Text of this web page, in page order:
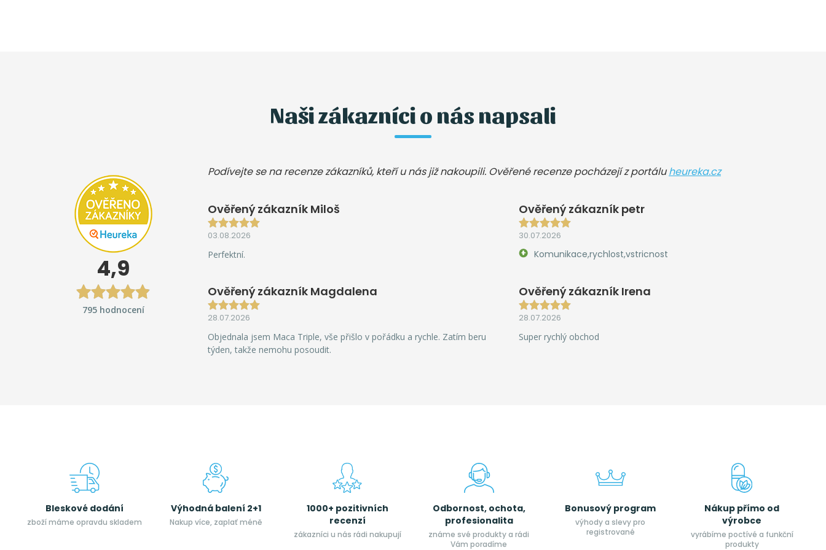
Naši zákazníci o nás napsali
4,9
795 hodnocení
Podívejte se na recenze zákazníků, kteří u nás již nakoupili. Ověřené recenze pocházejí z portáluheureka.cz
Ověřený zákazník Miloš
03.08.2026
Perfektní.
Ověřený zákazník petr
30.07.2026
Komunikace,rychlost,vstricnost
Ověřený zákazník Magdalena
28.07.2026
Objednala jsem Maca Triple, vše přišlo v pořádku a rychle. Zatím beru
týden, takže nemohu posoudit.
Ověřený zákazník Irena
28.07.2026
Super rychlý obchod
Bleskové dodání
zboží máme opravdu skladem
Výhodná balení 2+1
Nakup více, zaplať méně
1000+ pozitivních
recenzí
zákazníci u nás rádi nakupují
Odbornost, ochota,
profesionalita
známe své produkty a rádi
Vám poradíme
Bonusový program
výhody a slevy pro
registrované
Nákup přímo od
výrobce
vyrábíme poctívé a funkční
produkty